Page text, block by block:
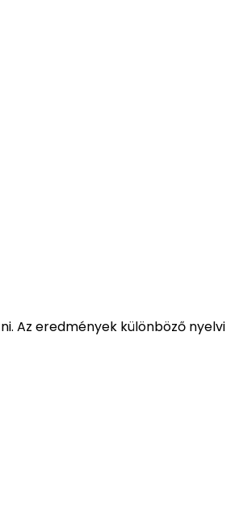
Az eredmények különböző nyelvi